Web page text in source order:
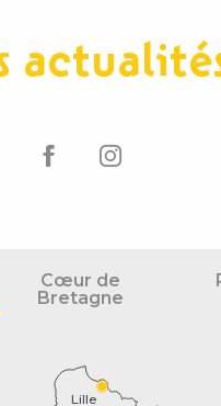
Cœur de
Bretagne
Lille